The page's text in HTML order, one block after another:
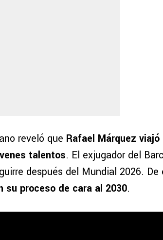
reveló que Rafael Márquez
talentos. El exjugador del
después del Mundial 2026. De
su proceso de cara al 2030.